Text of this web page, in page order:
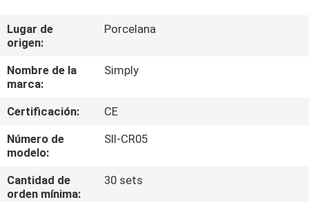
NOSOTROS
VIAJE
DE
LA
FÁBRICA
CONTROL
Lugar de
origen:
Porcelana
Nombre de la
marca:
Simply
Certificación:
CE
Número de
modelo:
SII-CR05
Cantidad de
orden mínima:
30 sets